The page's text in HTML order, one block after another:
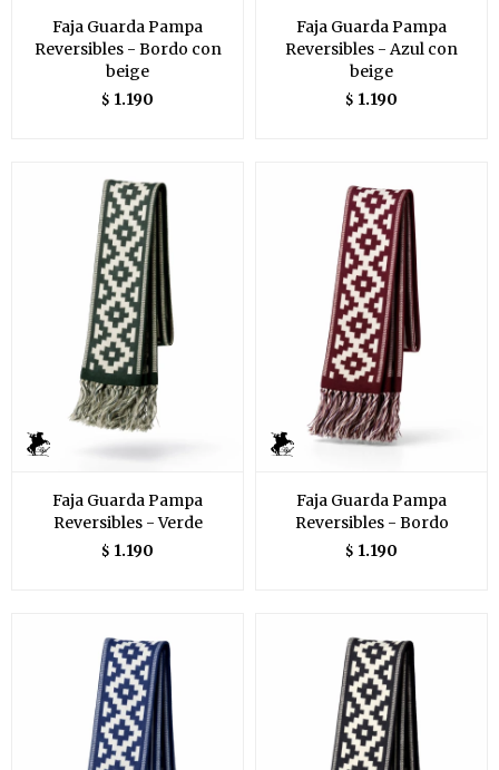
Faja Guarda Pampa
Reversibles - Bordo con
beige
$ 1.190
Faja Guarda Pampa
Reversibles - Azul con
beige
$ 1.190
Faja Guarda Pampa
Reversibles - Verde
$ 1.190
Faja Guarda Pampa
Reversibles - Bordo
$ 1.190